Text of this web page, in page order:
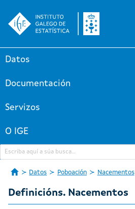
Datos
Documentación
Servizos
O IGE
Datos Poboación Nacementos
Definicións. Nacementos